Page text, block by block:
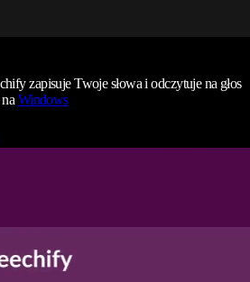
zapisuje Twoje słowa i odczytuje na głos
Windows